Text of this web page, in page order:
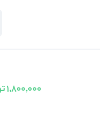
1,800,000 تومان